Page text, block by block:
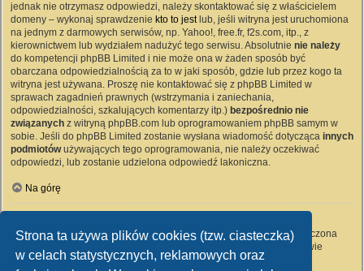
Strona ta używa plików cookies (tzw. ciasteczka)
w celach statystycznych, reklamowych oraz
jednak nie otrzymasz odpowiedzi, należy skontaktować się z właścicielem
domeny – wykonaj sprawdzenie kto to jestlub, jeśli witryna jest uruchomiona
na jednym z darmowych serwisów, np. Yahoo!, free.fr, f2s.com, itp., z
kierownictwem lub wydziałem nadużyć tego serwisu. Absolutnie nie należy
do kompetencji phpBB Limited i nie może ona w żaden sposób być
obarczana odpowiedzialnością za to w jaki sposób, gdzie lub przez kogo ta
witryna jest używana. Proszę nie kontaktować się z phpBB Limited w
sprawach zagadnień prawnych (wstrzymania i zaniechania,
odpowiedzialności, szkalujących komentarzy itp.) bezpośrednio nie
związanych z witryną phpBB.com lub oprogramowaniem phpBB samym w
sobie. Jeśli do phpBB Limited zostanie wysłana wiadomość dotycząca innych
podmiotówużywających tego oprogramowania, nie należy oczekiwać
odpowiedzi, lub zostanie udzielona odpowiedź lakoniczna.
Na górę
Wszyscy użytkownicy witryny mogą używać – jeśli funkcja ta jest włączona
przez administratora witryny – formularza „Kontakt z nami”. Członkowie
witryny mogą także używać odnośnika „Zespół administracyjny”.